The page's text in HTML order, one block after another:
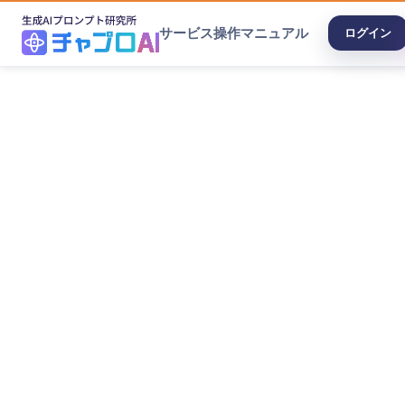
サービス操作マニュアル ログイン